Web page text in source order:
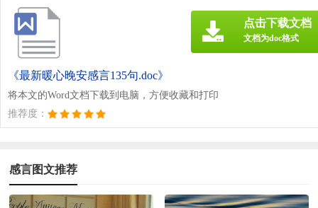
《最新暖心晚安感言135句.doc》
将本文的Word文档下载到电脑，方便收藏和打印
推荐度：
点击下载文档
文档为doc格式
感言图文推荐